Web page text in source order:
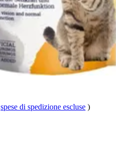
spese di spedizione escluse )